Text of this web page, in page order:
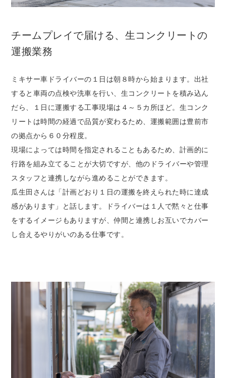
チームプレイで届ける、生コンクリートの
運搬業務
ミキサー車ドライバーの１日は朝８時から始まります。出社
すると車両の点検や洗車を行い、生コンクリートを積み込ん
だら、１日に運搬する工事現場は４～５カ所ほど。生コンク
リートは時間の経過で品質が変わるため、運搬範囲は豊前市
の拠点から６０分程度。
現場によっては時間を指定されることもあるため、計画的に
行路を組み立てることが大切ですが、他のドライバーや管理
スタッフと連携しながら進めることができます。
瓜生田さんは「計画どおり１日の運搬を終えられた時に達成
感があります」と話します。ドライバーは１人で黙々と仕事
をするイメージもありますが、仲間と連携しお互いでカバー
し合えるやりがいのある仕事です。